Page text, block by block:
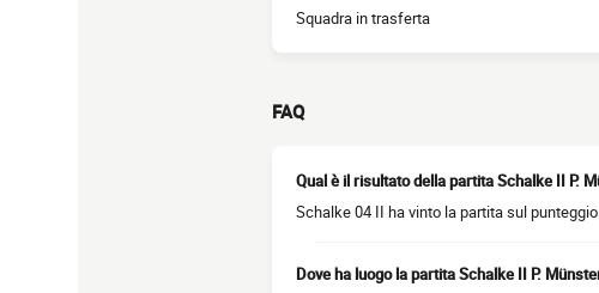
Squadra in trasferta
FAQ
Qual è il risultato della partita Schalke II P.
Schalke 04 II ha vinto la partita sul punteggio
Dove ha luogo la partita Schalke II P.